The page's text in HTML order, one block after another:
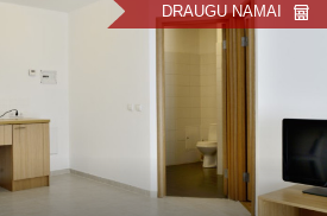
DRAUGU NAMAI